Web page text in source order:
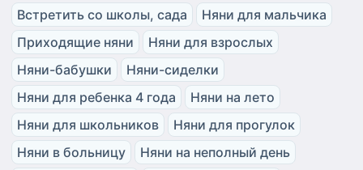
Встретить со школы, сада
Няни для мальчика
Приходящие няни
Няни для взрослых
Няни-бабушки
Няни-сиделки
Няни для ребенка 4 года
Няни на лето
Няни для школьников
Няни для прогулок
Няни в больницу
Няни на неполный день